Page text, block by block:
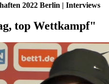
2022 Berlin | Interviews
top Wettkampf"